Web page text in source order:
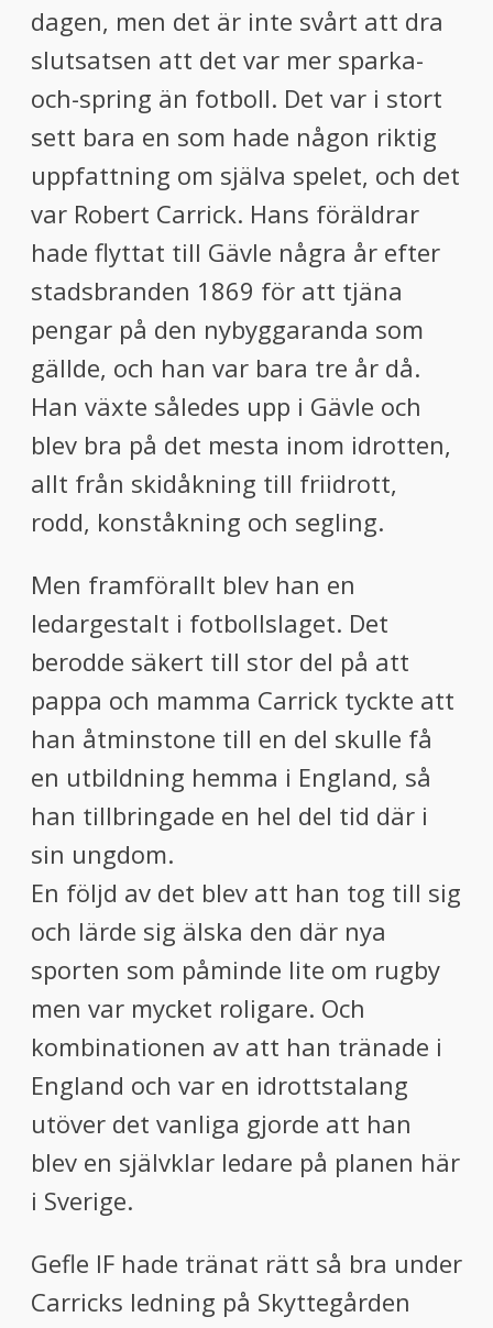
dagen, men det är inte svårt att dra
slutsatsen att det var mer sparka-
och-spring än fotboll. Det var i stort
sett bara en som hade någon riktig
uppfattning om själva spelet, och det
var Robert Carrick. Hans föräldrar
hade flyttat till Gävle några år efter
stadsbranden 1869 för att tjäna
pengar på den nybyggaranda som
gällde, och han var bara tre år då.
Han växte således upp i Gävle och
blev bra på det mesta inom idrotten,
allt från skidåkning till friidrott,
rodd, konståkning och segling.
Men framförallt blev han en
ledargestalt i fotbollslaget. Det
berodde säkert till stor del på att
pappa och mamma Carrick tyckte att
han åtminstone till en del skulle få
en utbildning hemma i England, så
han tillbringade en hel del tid där i
sin ungdom.
En följd av det blev att han tog till sig
och lärde sig älska den där nya
sporten som påminde lite om rugby
men var mycket roligare. Och
kombinationen av att han tränade i
England och var en idrottstalang
utöver det vanliga gjorde att han
blev en självklar ledare på planen här
i Sverige.
Gefle IF hade tränat rätt så bra under
Carricks ledning på Skyttegården